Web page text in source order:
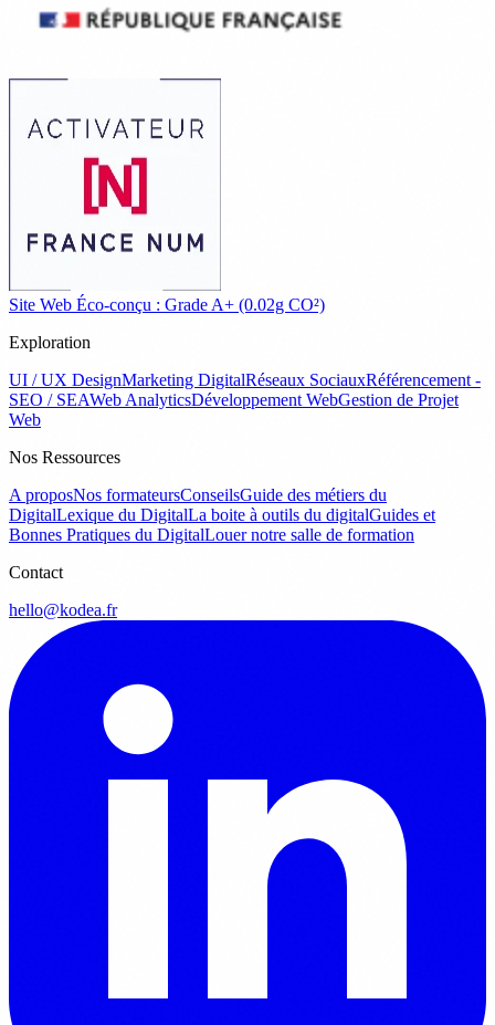
Site Web Éco-conçu : Grade A+ (0.02g CO²)
Exploration
UI / UX DesignMarketing DigitalRéseaux SociauxRéférencement -
SEO / SEAWeb AnalyticsDéveloppement WebGestion de Projet
Web
Nos Ressources
A proposNos formateursConseilsGuide des métiers du
DigitalLexique du DigitalLa boite à outils du digitalGuides et
Bonnes Pratiques du DigitalLouer notre salle de formation
Contact
hello@kodea.fr